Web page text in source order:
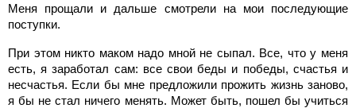
Меня прощали и дальше смотрели на мои последующие
поступки.
При этом никто маком надо мной не сыпал. Все, что у меня
есть, я заработал сам: все свои беды и победы, счастья и
несчастья. Если бы мне предложили прожить жизнь заново,
я бы не стал ничего менять. Может быть, пошел бы учиться